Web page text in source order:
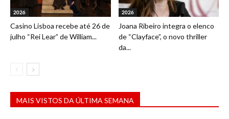
2026
Casino Lisboa recebe até 26 de
julho “Rei Lear” de William...
2026
Joana Ribeiro integra o elenco
de “Clayface”, o novo thriller
da...
MAIS VISTOS DA ÚLTIMA SEMANA